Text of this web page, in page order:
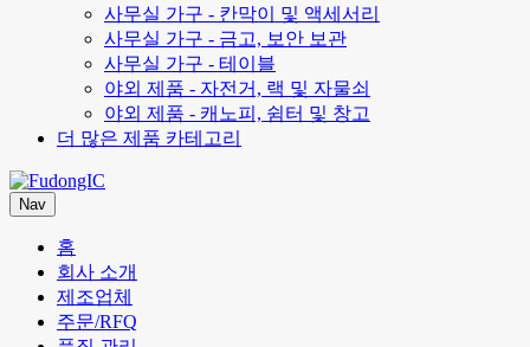
사무실 가구 - 칸막이 및 액세서리
사무실 가구 - 금고, 보안 보관
사무실 가구 - 테이블
야외 제품 - 자전거, 랙 및 자물쇠
야외 제품 - 캐노피, 쉼터 및 창고
더 많은 제품 카테고리
Nav
홈
회사 소개
제조업체
주문/RFQ